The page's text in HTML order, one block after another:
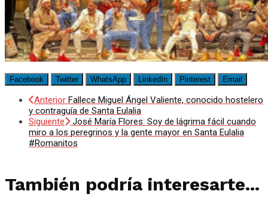
Facebook Twitter WhatsApp LinkedIn Pinterest Email
Anterior Fallece Miguel Ángel Valiente, conocido hostelero
y contraguía de Santa Eulalia
Siguiente
José María Flores: Soy de lágrima fácil cuando
miro a los peregrinos y la gente mayor en Santa Eulalia
#Romanitos
También podría interesarte...